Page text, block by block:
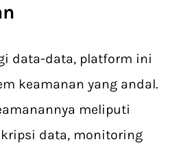
data-data, platform ini
keamanan yang andal.
meliputi
data, monitoring